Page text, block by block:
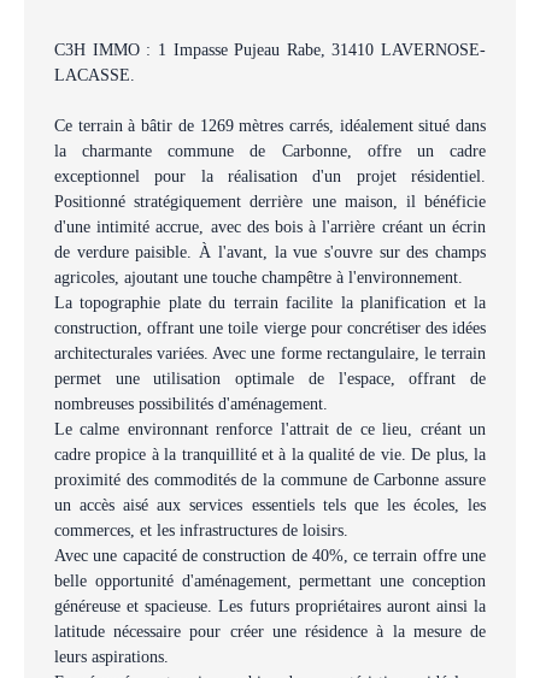
C3H IMMO : 1 Impasse Pujeau Rabe, 31410 LAVERNOSE-
LACASSE.
Ce terrain à bâtir de 1269 mètres carrés, idéalement situé dans
la charmante commune de Carbonne, offre un cadre
exceptionnel pour la réalisation d'un projet résidentiel.
Positionné stratégiquement derrière une maison, il bénéficie
d'une intimité accrue, avec des bois à l'arrière créant un écrin
de verdure paisible. À l'avant, la vue s'ouvre sur des champs
agricoles, ajoutant une touche champêtre à l'environnement.
La topographie plate du terrain facilite la planification et la
construction, offrant une toile vierge pour concrétiser des idées
architecturales variées. Avec une forme rectangulaire, le terrain
permet une utilisation optimale de l'espace, offrant de
nombreuses possibilités d'aménagement.
Le calme environnant renforce l'attrait de ce lieu, créant un
cadre propice à la tranquillité et à la qualité de vie. De plus, la
proximité des commodités de la commune de Carbonne assure
un accès aisé aux services essentiels tels que les écoles, les
commerces, et les infrastructures de loisirs.
Avec une capacité de construction de 40%, ce terrain offre une
belle opportunité d'aménagement, permettant une conception
généreuse et spacieuse. Les futurs propriétaires auront ainsi la
latitude nécessaire pour créer une résidence à la mesure de
leurs aspirations.